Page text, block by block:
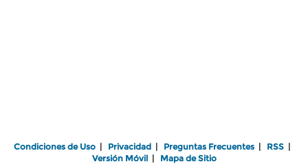
Condiciones de Uso | Privacidad | Preguntas Frecuentes | RSS |
Versión Móvil| Mapa de Sitio